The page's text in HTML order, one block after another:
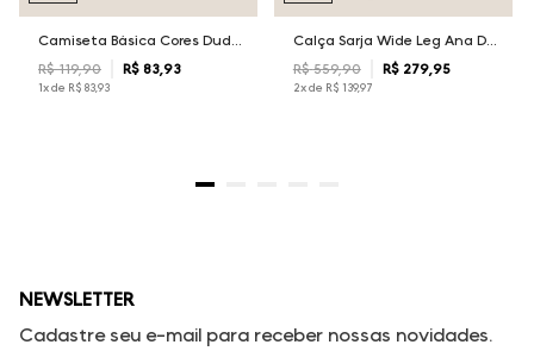
R$ 119,90 R$ 83, 93
1x de R$ 83,93
Calça Sarja Wide Leg Ana Dudalina Feminina
R$ 559,90 R$ 279, 95
2x de R$ 139,97
NEWSLETTER
Cadastre seu e-mail para receber nossas novidades.